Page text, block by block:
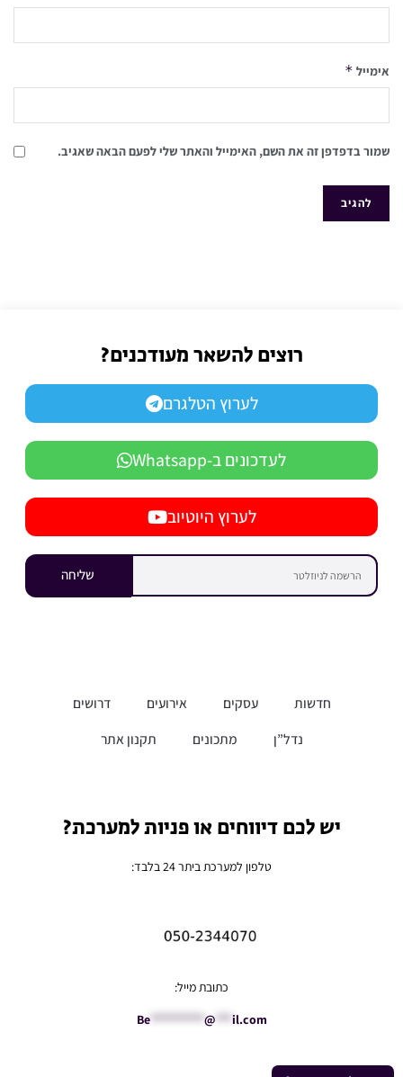
אימייל *
שמור בדפדפן זה את השם, האימייל והאתר שלי לפעם הבאה שאגיב.
רוצים להשאר מעודכנים?
לערוץ הטלגרם
לעדכונים ב-Whatsapp
לערוץ היוטיוב
שליחה
חדשות עסקים אירועים
דרושים
נדל”ן
מתכונים תקנון אתר
יש לכם דיווחים או פניות למערכת?
טלפון למערכת ביתר 24 בלבד:
כתובת מייל:
Be********** @ il.com